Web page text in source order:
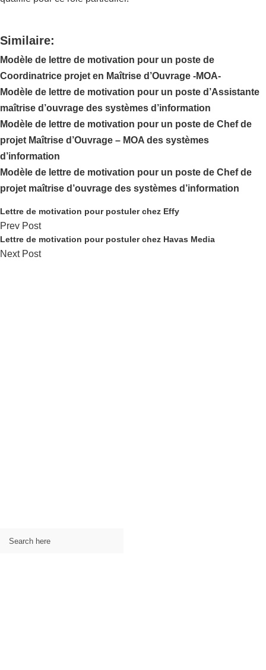
Similaire:
Modèle de lettre de motivation pour un poste de
Coordinatrice projet en Maîtrise d’Ouvrage -MOA-
Modèle de lettre de motivation pour un poste d’Assistante
maîtrise d’ouvrage des systèmes d’information
Modèle de lettre de motivation pour un poste de Chef de
projet Maîtrise d’Ouvrage – MOA des systèmes
d’information
Modèle de lettre de motivation pour un poste de Chef de
projet maîtrise d’ouvrage des systèmes d’information
Lettre de motivation pour postuler chez Effy
Prev Post
Lettre de motivation pour postuler chez Havas Media
Next Post